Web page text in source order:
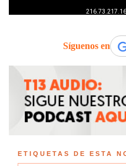
Síguenos en
ETIQUETAS DE ESTA